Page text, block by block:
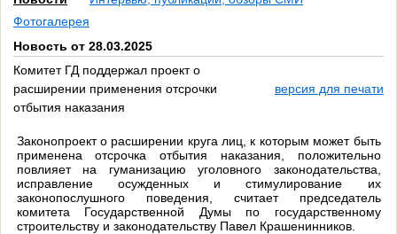
Фотогалерея
Новость от 28.03.2025
Комитет ГД поддержал проект о
расширении применения отсрочки
отбытия наказания
версия для печати
Законопроект о расширении круга лиц, к которым может быть
применена отсрочка отбытия наказания, положительно
повлияет на гуманизацию уголовного законодательства,
исправление осужденных и стимулирование их
законопослушного поведения, считает председатель
комитета Государственной Думы по государственному
строительству и законодательству Павел Крашенинников.